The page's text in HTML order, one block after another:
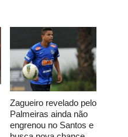
Zagueiro revelado pelo
Palmeiras ainda não
engrenou no Santos e